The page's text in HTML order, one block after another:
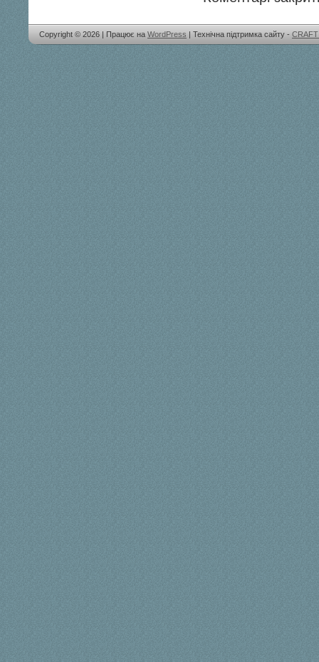
Copyright © 2026 | Працює на WordPress | Технічна підтримка сайту -